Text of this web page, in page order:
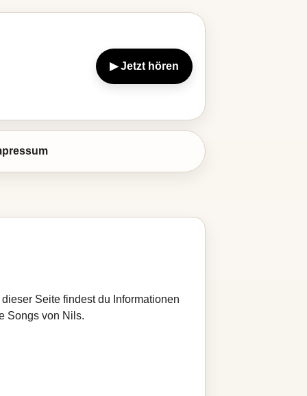
▶ Jetzt hören
Seite findest du Informationen
Songs von Nils.